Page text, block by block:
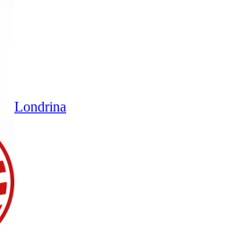
Londrina